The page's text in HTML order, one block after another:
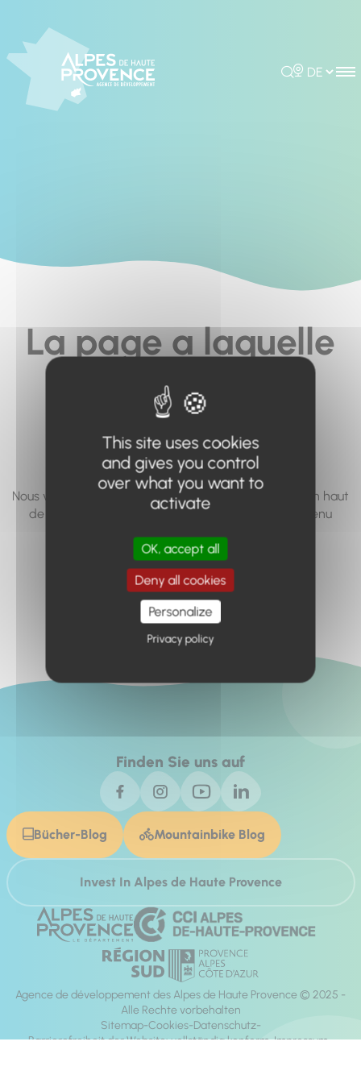
Rechercher
Choisir la
La page a laquelle
vous cherchez à
accéder n'existe
pas... ou plus.
Nous vous invitons à utiliser le moteur de recherche en haut
de page, ou à utiliser le menu pour trouver le contenu
Retour à l'accueil
Finden Sie uns auf
Bücher-Blog Mountainbike Blog
Invest In Alpes de Haute Provence
Agence de développement des Alpes de Haute Provence © 2025 -
Alle Rechte vorbehalten
Sitemap Cookies Datenschutz
Barrierefreiheit der Website: vollständig konform Impressum
This site uses cookies
and gives you control
over what you want to
activate
OK, accept all
Deny all cookies
Personalize
Privacy policy